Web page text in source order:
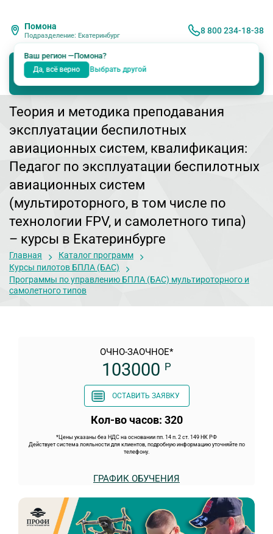
Помона
Подразделение: Екатеринбург
Ваш регион —Помона?
Да, всё верно Выбрать другой
8 800 234-18-38
Теория и методика преподавания
эксплуатации беспилотных
авиационных систем, квалификация:
Педагог по эксплуатации беспилотных
авиационных систем
(мультироторного, в том числе по
технологии FPV, и самолетного типа)
– курсы в Екатеринбурге
Главная
Каталог программ
Курсы пилотов БПЛА (БАС)
Программы по управлению БПЛА (БАС) мультироторного и
самолетного типов
ОЧНО-ЗАОЧНОЕ*
103000 Р
ОСТАВИТЬ ЗАЯВКУ
Кол-во часов: 320
*Цены указаны без НДС на основании пп. 14 п. 2 ст. 149 НК РФ
Действует система лояльности для клиентов, подробную информацию уточняйте по
телефону.
ГРАФИК ОБУЧЕНИЯ